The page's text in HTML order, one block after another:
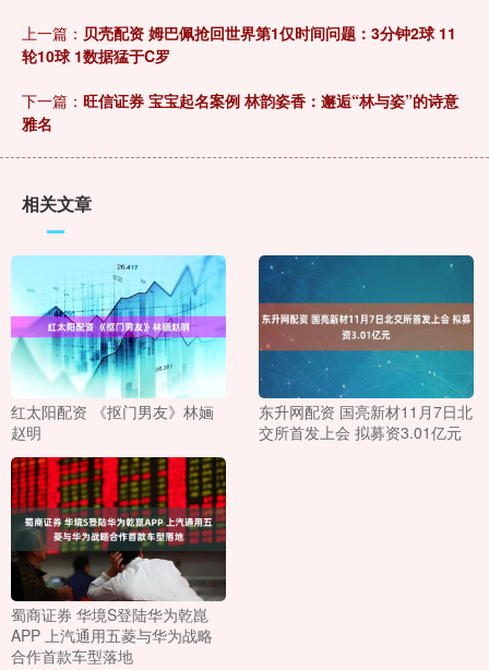
上一篇： 贝壳配资 姆巴佩抢回世界第1仅时间问题：3分钟2球 11
轮10球 1数据猛于C罗
下一篇： 旺信证券 宝宝起名案例 林韵姿香：邂逅“林与姿”的诗意
雅名
相关文章
红太阳配资 《抠门男友》林婳
赵明
东升网配资 国亮新材11月7日北
交所首发上会 拟募资3.01亿元
蜀商证券 华境S登陆华为乾崑
APP 上汽通用五菱与华为战略
合作首款车型落地